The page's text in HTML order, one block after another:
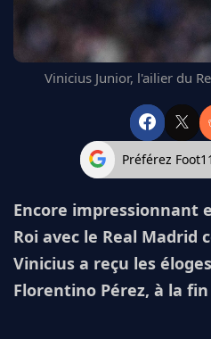
CHELSEA
ARSENAL
BAYERN
L'AVIS DE LA RÉDAC'
Vinicius Junior, l'ailier du
Préférez
Encore impressionnant
Roi avec le Real Madrid
Vinicius a reçu les
Florentino Pérez, à la